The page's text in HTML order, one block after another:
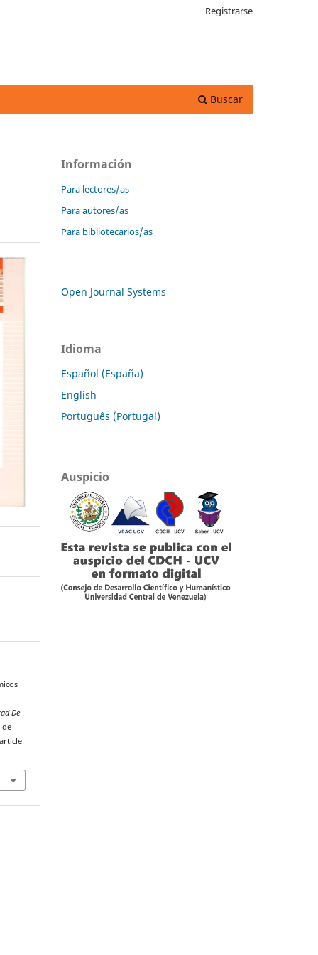
Buscar
Registrarse
De
de
Información
Para lectores/as
Para autores/as
Para bibliotecarios/as
Open Journal Systems
Idioma
Español (España)
English
Português (Portugal)
Auspicio